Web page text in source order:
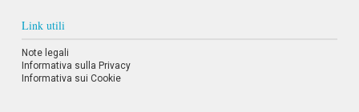
Link utili
Note legali
Informativa sulla Privacy
Informativa sui Cookie